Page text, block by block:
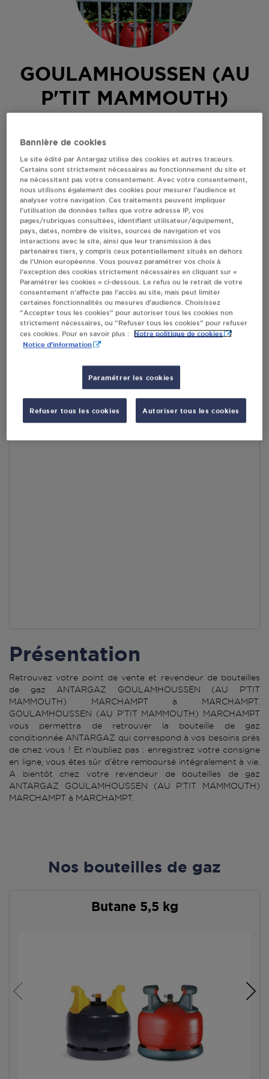
GOULAMHOUSSEN (AU
P'TIT MAMMOUTH)
STOCK VERS LE PETIT ETANG
69430MARCHAMPT
Revendeur de bouteilles de gaz
S'Y RENDRE
AFFICHER LE TÉLÉPHONE
RECEVOIR LES COORDONNÉES DU REVENDEUR
En cliquant sur « S’y rendre », j’autorise le traitement
d’informations (dont mon adresse IP) et leur transfert hors UE
par Google Maps afin d’afficher la carte.
En savoir plus
Accès
Présentation
Retrouvez votre point de vente et revendeur de bouteilles
de gaz ANTARGAZ GOULAMHOUSSEN (AU P'TIT
MAMMOUTH) MARCHAMPT à MARCHAMPT.
GOULAMHOUSSEN (AU P'TIT MAMMOUTH) MARCHAMPT
vous permettra de retrouver la bouteille de gaz
conditionnée ANTARGAZ qui correspond à vos besoins près
de chez vous ! Et n’oubliez pas : enregistrez votre consigne
en ligne, vous êtes sûr d’être remboursé intégralement à vie.
A bientôt chez votre revendeur de bouteilles de gaz
ANTARGAZ GOULAMHOUSSEN (AU P'TIT MAMMOUTH)
MARCHAMPT à MARCHAMPT.
Nos bouteilles de gaz
Butane 5,5 kg
Bannière de cookies
Le site édité par Antargaz utilise des cookies et autres traceurs.
Certains sont strictement nécessaires au fonctionnement du site et
ne nécessitent pas votre consentement. Avec votre consentement,
nous utilisons également des cookies pour mesurer l’audience et
analyser votre navigation. Ces traitements peuvent impliquer
l’utilisation de données telles que votre adresse IP, vos
pages/rubriques consultées, identifiant utilisateur/équipement,
pays, dates, nombre de visites, sources de navigation et vos
interactions avec le site, ainsi que leur transmission à des
partenaires tiers, y compris ceux potentiellement situés en dehors
de l’Union européenne. Vous pouvez paramétrer vos choix à
l’exception des cookies strictement nécessaires en cliquant sur «
Paramétrer les cookies » ci-dessous. Le refus ou le retrait de votre
consentement n’affecte pas l’accès au site, mais peut limiter
certaines fonctionnalités ou mesures d’audience. Choisissez
“Accepter tous les cookies” pour autoriser tous les cookies non
strictement nécessaires, ou “Refuser tous les cookies” pour refuser
ces cookies. Pour en savoir plus :
Notre politique de cookies
Notice d'information
Paramétrer les cookies
Refuser tous les cookies Autoriser tous les cookies